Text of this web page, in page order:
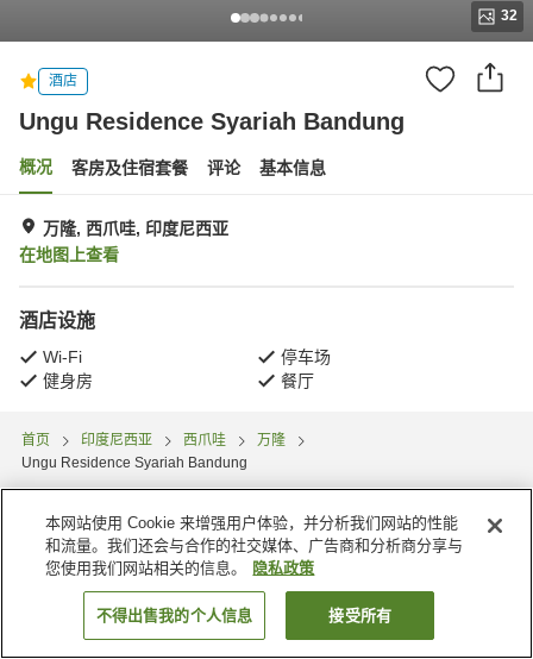
32
酒店
Ungu Residence Syariah Bandung
概况 客房及住宿套餐 评论 基本信息
万隆, 西爪哇, 印度尼西亚
在地图上查看
酒店设施
Wi-Fi
停车场
健身房
餐厅
首页 印度尼西亚 西爪哇
万隆
Ungu Residence Syariah Bandung
搜索客房
本网站使用 Cookie 来增强用户体验，并分析我们网站的性能
和流量。我们还会与合作的社交媒体、广告商和分析商分享与
您使用我们网站相关的信息。
隐私政策
不得出售我的个人信息 接受所有